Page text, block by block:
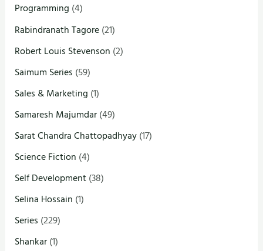
Programming (4)
Rabindranath Tagore(21)
Robert Louis Stevenson (2)
Saimum Series (59)
Sales & Marketing (1)
Samaresh Majumdar(49)
Sarat Chandra Chattopadhyay(17)
Science Fiction (4)
Self Development(38)
Selina Hossain (1)
Series (229)
Shankar(1)